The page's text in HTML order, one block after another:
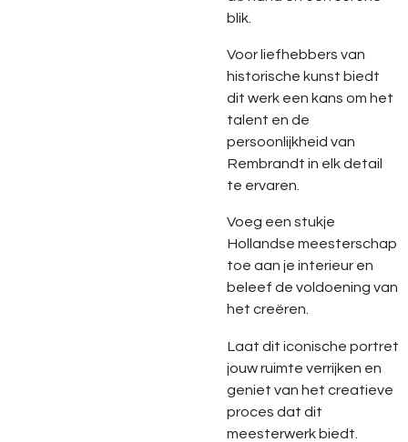
blik.
Voor liefhebbers van
historische kunst biedt
dit werk een kans om het
talent en de
persoonlijkheid van
Rembrandt in elk detail
te ervaren.
Voeg een stukje
Hollandse meesterschap
toe aan je interieur en
beleef de voldoening van
het creëren.
Laat dit iconische portret
jouw ruimte verrijken en
geniet van het creatieve
proces dat dit
meesterwerk biedt.